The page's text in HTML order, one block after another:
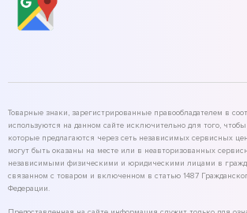
Товарные знаки, зарегистрированные правообладателем в
используются на данном сайте исключительно для того, чтобы
которые предлагаются через сеть независимых сервисных
могут быть оказаны на месте или в неавторизованных
независимыми физическими и юридическими лицами в
связанном с товаром и включенном в статью 1487
Федерации.